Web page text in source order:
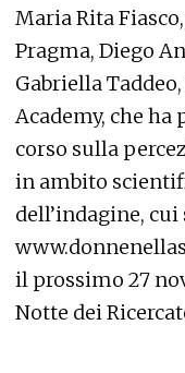
Maria Rita
Pragma, Diego
Gabriella
Academy, che
corso sulla
in ambito
dell’indagine,
il prossimo 27
Notte dei